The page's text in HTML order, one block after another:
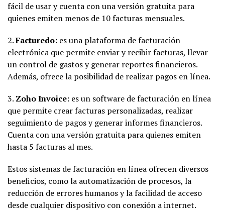
fácil de usar y cuenta con una versión gratuita para
quienes emiten menos de 10 facturas mensuales.
2.Facturedo: es una plataforma de facturación
electrónica que permite enviar y recibir facturas, llevar
un control de gastos y generar reportes financieros.
Además, ofrece la posibilidad de realizar pagos en línea.
3. Zoho Invoice: es un software de facturación en línea
que permite crear facturas personalizadas, realizar
seguimiento de pagos y generar informes financieros.
Cuenta con una versión gratuita para quienes emiten
hasta 5 facturas al mes.
Estos sistemas de facturación en línea ofrecen diversos
beneficios, como la automatización de procesos, la
reducción de errores humanos y la facilidad de acceso
desde cualquier dispositivo con conexión a internet.